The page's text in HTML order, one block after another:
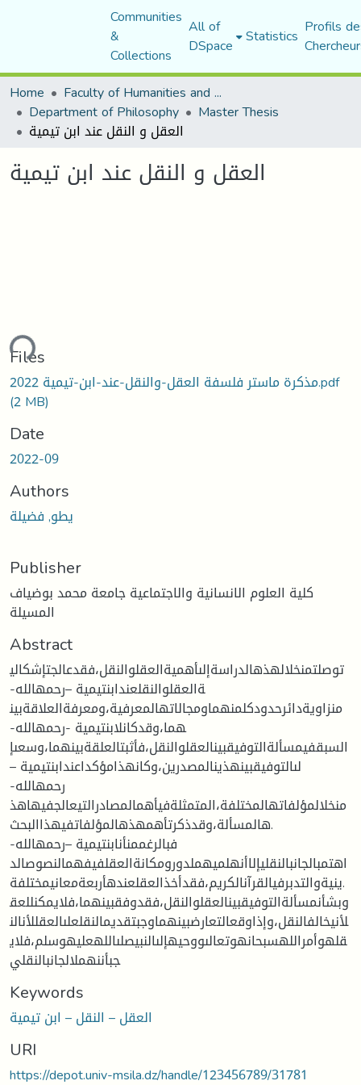
Communities
&
Collections
All of
DSpace Statistics Profils
Home
Faculty of Humanities and Social Sciences
Department of Philosophy Master Thesis
العقل و النقل عند ابن تيمية
العقل و النقل عند ابن تيمية
Files
مذكرة ماستر فلسفة العقل-والنقل-عند-ابن-تيمية 2022.pdf
(2 MB)
Date
2022-09
Authors
يطو, فضيلة
Publisher
كلية العلوم الانسانية والاجتماعية جامعة محمد بوضياف
المسيلة
Abstract
توصلتمنخلالهذهالدراسةإلىأهميةالعقلوالنقل،فقدعالجتإشكالي
ةالعقلوالنقلعندابنتيمية –رحمهالله-
منزاويةدائرحدودكلمنهماومجالاتهالمعرفية،ومعرفةالعلاقةبين
هما،وقدكانلابنتيمية -رحمهالله-
السبقفيمسألةالتوفيقبينالعقلوالنقل،فأثبتالعلقةبينهما،وسعىإ
لىالتوفيقبينهذينالمصدرين،وكانهذامؤكداعندابنتيمية –
رحمهالله-
منخلالمؤلفاتهالمختلفة،المتمثلةفيأهمالمصادرالتيعالجفيهاهذ
هالمسألة،وقدذكرتأهمهذهالمؤلفاتفيهذاالبحث.
فبالرغممنأنابنتيمية –رحمهالله-
اهتمبالجانبالنقليإلاأنهلميهملدورومكانةالعقلفيفهمالنصوصالد
ينيةوالتدبرفيالقرآنالكريم،فقدأخذالعقلعندهأربعةمعانيمختلفة.
وبشأنمسألةالتوفيقبينالعقلوالنقل،فقدوفقبينهما،فلايمكنللعق
لأنيخالفالنقل،وإذاوقعالتعارضبينهماوجبتقديمالنقلعلىالعقللأنالن
قلهوأمراللهسبحانهوتعالىووحيهإلىالنبيصلىاللهعليهوسلم،فلاي
جبأننهملالجانبالنقلي
Keywords
العقل – النقل – ابن تيمية
URI
https://depot.univ-msila.dz/handle/123456789/31781